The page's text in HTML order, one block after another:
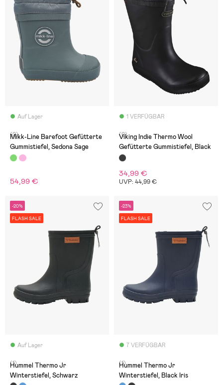
Auf Lager
(0)
Mikk-Line Barefoot Gefütterte
Gummistiefel, Sedona Sage
54,99 €
1 VERFÜGBAR
(0)
Viking Indie Thermo Wool
Gefütterte Gummistiefel, Black
34,99 €
UVP: 44,99 €
-20%
FLASH SALE
Auf Lager
(1)
Hummel Thermo Jr
Winterstiefel, Schwarz
-23%
FLASH SALE
7 VERFÜGBAR
(1)
Hummel Thermo Jr
Winterstiefel, Black Iris